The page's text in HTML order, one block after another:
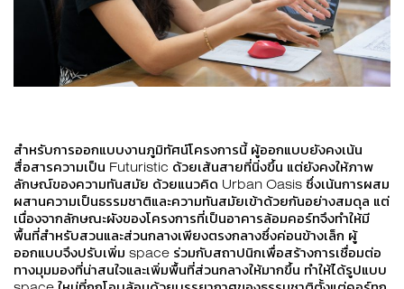
สำหรับการออกแบบงานภูมิทัศน์โครงการนี้ ผู้ออกแบบยังคงเน้น
สื่อสารความเป็น Futuristic ด้วยเส้นสายที่นิ่งขึ้น แต่ยังคงให้ภาพ
ลักษณ์ของความทันสมัย ด้วยแนวคิด Urban Oasis ซึ่งเน้นการผสม
ผสานความเป็นธรรมชาติและความทันสมัยเข้าด้วยกันอย่างสมดุล แต่
เนื่องจากลักษณะผังของโครงการที่เป็นอาคารล้อมคอร์ทจึงทำให้มี
พื้นที่สำหรับสวนและส่วนกลางเพียงตรงกลางซึ่งค่อนข้างเล็ก ผู้
ออกแบบจึงปรับเพิ่ม space ร่วมกับสถาปนิกเพื่อสร้างการเชื่อมต่อ
ทางมุมมองที่น่าสนใจและเพิ่มพื้นที่ส่วนกลางให้มากขึ้น ทำให้ได้รูปแบบ